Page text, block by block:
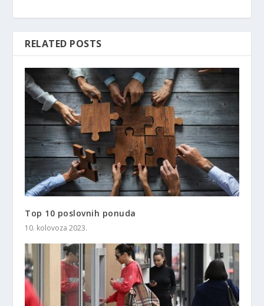
RELATED POSTS
Top 10 poslovnih ponuda
10. kolovoza 2023.